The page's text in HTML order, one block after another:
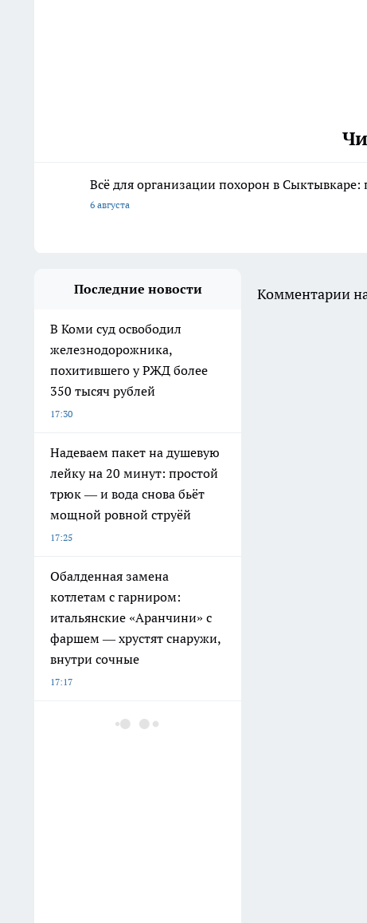
Всё для организации похорон в Сыктывкаре:
6 августа
Последние новости
В Коми суд освободил
железнодорожника,
похитившего у РЖД более
350 тысяч рублей
17:30
Надеваем пакет на душевую
лейку на 20 минут: простой
трюк — и вода снова бьёт
мощной ровной струёй
17:25
Обалденная замена
котлетам с гарниром:
итальянские «Аранчини» с
фаршем — хрустят снаружи,
внутри сочные
17:17
Точечные светильники на
Комментарии